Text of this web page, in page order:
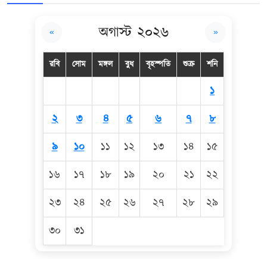
« অগাস্ট ২০২৬ »
রবি সোম মঙ্গল বুধ বৃহস্পতি শুক্র শনি
১
২
৩ ৪ ৫ ৬ ৭
৮
৯
১০ ১১ ১২ ১৩ ১৪
১৫
১৬
১৭ ১৮ ১৯ ২০ ২১
২২
২৩
২৪ ২৫ ২৬ ২৭ ২৮
২৯
৩০
৩১